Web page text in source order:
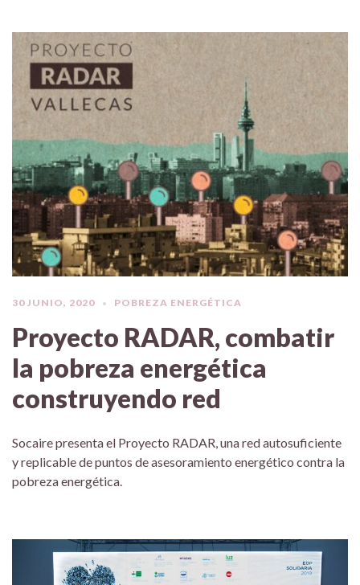
30 JUNIO, 2020 POBREZA ENERGÉTICA
Proyecto RADAR, combatir
la pobreza energética
construyendo red
Socaire presenta el Proyecto RADAR, una red autosuficiente
y replicable de puntos de asesoramiento energético contra la
pobreza energética.